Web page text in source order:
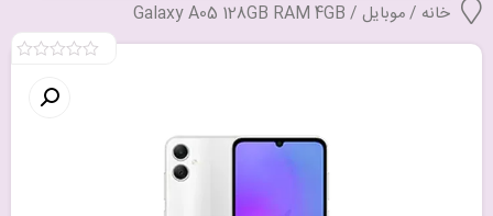
خانه /موبایل / Galaxy A05 128GB RAM 4GB